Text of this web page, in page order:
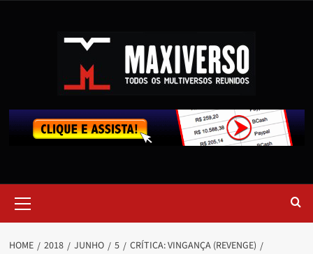
HOME 2018 JUNHO 5
CRÍTICA: VINGANÇA (REVENGE)